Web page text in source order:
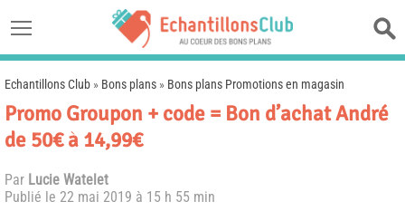
Echantillons Club » Bons plans » Bons plans Promotions en magasin
Promo Groupon + code = Bon d’achat André
de 50€ à 14,99€
Par Lucie Watelet
Publié le 22 mai 2019 à 15 h 55 min